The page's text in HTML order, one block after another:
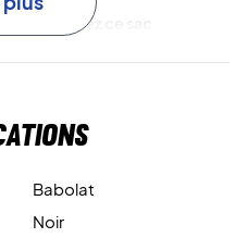
commandez ce sac
Babolat
Noir